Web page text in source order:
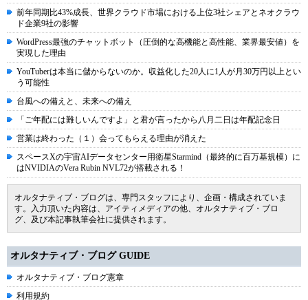
前年同期比43%成長、世界クラウド市場における上位3社シェアとネオクラウ
ド企業9社の影響
WordPress最強のチャットボット（圧倒的な高機能と高性能、業界最安値）を
実現した理由
YouTuberは本当に儲からないのか。収益化した20人に1人が月30万円以上とい
う可能性
台風への備えと、未来への備え
「ご年配には難しいんですよ」と君が言ったから八月二日は年配記念日
営業は終わった（１）会ってもらえる理由が消えた
スペースXの宇宙AIデータセンター用衛星Starmind（最終的に百万基規模）に
はNVIDIAのVera Rubin NVL72が搭載される！
オルタナティブ・ブログは、専門スタッフにより、企画・構成されていま
す。入力頂いた内容は、アイティメディアの他、オルタナティブ・ブロ
グ、及び本記事執筆会社に提供されます。
オルタナティブ・ブログ GUIDE
オルタナティブ・ブログ憲章
利用規約